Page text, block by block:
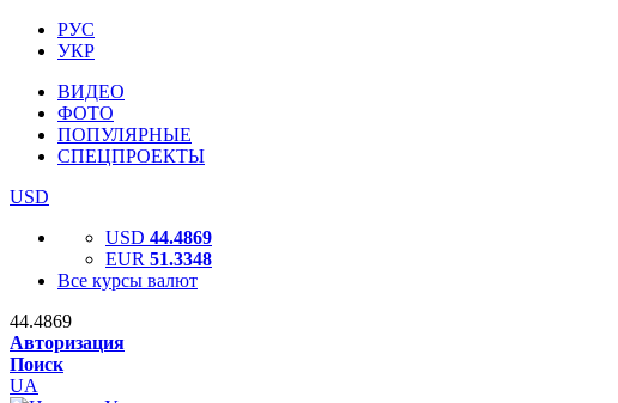
РУС
УКР
ВИДЕО
ФОТО
ПОПУЛЯРНЫЕ
СПЕЦПРОЕКТЫ
USD
USD 44.4869
EUR 51.3348
Все курсы валют
44.4869
Авторизация
Поиск
UA